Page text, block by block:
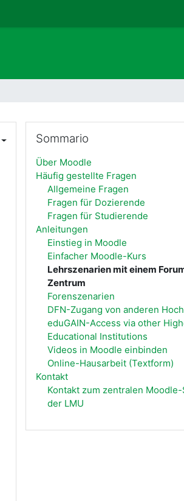
Sommario
Über Moodle
Häufig gestellte Fragen
Allgemeine Fragen
Fragen für Dozierende
Fragen für Studierende
Anleitungen
Einstieg in Moodle
Einfacher Moodle-Kurs
Lehrszenarien mit einem
Zentrum
Forenszenarien
DFN-Zugang von anderen
eduGAIN-Access via other
Educational Institutions
Videos in Moodle einbinden
Online-Hausarbeit (Textform)
Kontakt
Kontakt zum zentralen
der LMU